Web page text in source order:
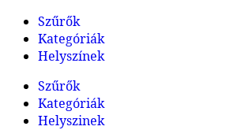
Szűrők
Kategóriák
Helyszínek
Szűrők
Kategóriák
Helyszinek